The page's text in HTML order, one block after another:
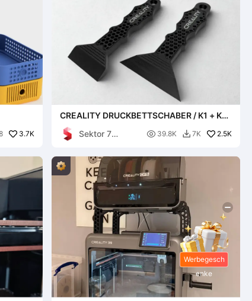
3.7K
CREALITY DRUCKBETTSCHABER / K1 + K1C
+ K1 MAX + K2 / ERGONOMISCH
Sektor 7
 39.8K  7K 2.5K
Werbegesch
enke